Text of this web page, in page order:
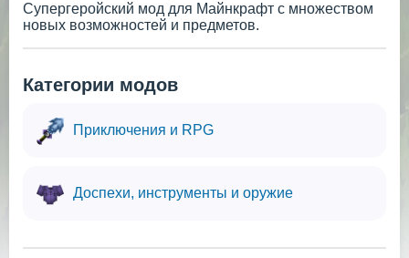
Супергеройский мод для Майнкрафт с множеством
новых возможностей и предметов.
Категории модов
Приключения и RPG
Доспехи, инструменты и оружие